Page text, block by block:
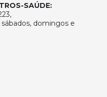
SAÚDE:
domingos e